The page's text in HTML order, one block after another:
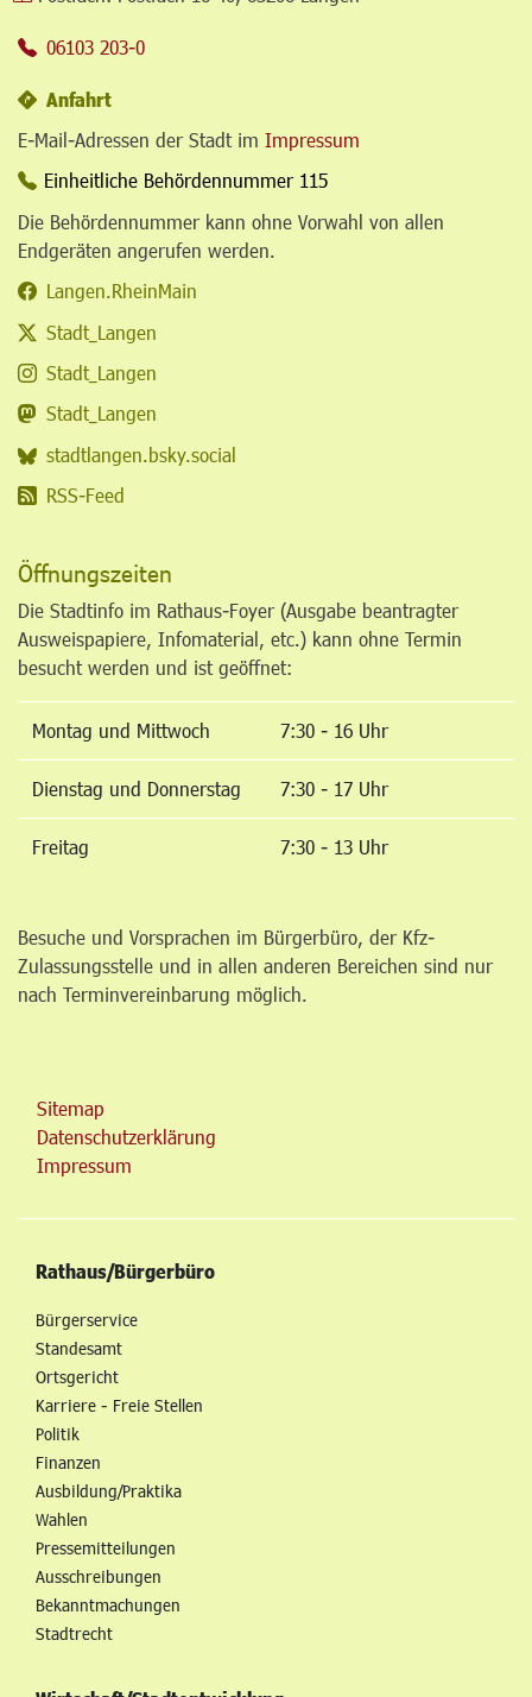
06103 203-0
Anfahrt
E-Mail-Adressen der Stadt im Impressum
Einheitliche Behördennummer 115
Die Behördennummer kann ohne Vorwahl von allen
Endgeräten angerufen werden.
Langen.RheinMain
Stadt_Langen
Stadt_Langen
Stadt_Langen
stadtlangen.bsky.social
RSS-Feed
Öffnungszeiten
Die Stadtinfo im Rathaus-Foyer (Ausgabe beantragter
Ausweispapiere, Infomaterial, etc.) kann ohne Termin
besucht werden und ist geöffnet:
Montag und Mittwoch 7:30 - 16 Uhr
Dienstag und Donnerstag 7:30 - 17 Uhr
Freitag 7:30 - 13 Uhr
Besuche und Vorsprachen im Bürgerbüro, der Kfz-
Zulassungsstelle und in allen anderen Bereichen sind nur
nach Terminvereinbarung möglich.
Sitemap
Datenschutzerklärung
Impressum
Rathaus/Bürgerbüro
Bürgerservice
Standesamt
Ortsgericht
Karriere - Freie Stellen
Politik
Finanzen
Ausbildung/Praktika
Wahlen
Pressemitteilungen
Ausschreibungen
Bekanntmachungen
Stadtrecht